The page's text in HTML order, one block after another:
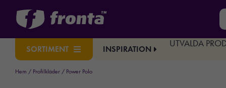
SORTIMENT INSPIRATION
UTVALDA
Hem / Profilkläder / Power Polo